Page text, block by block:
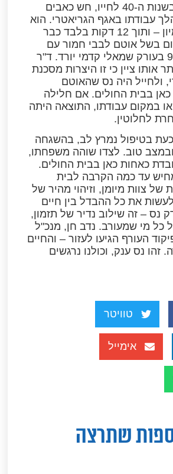
אחד החיילים, בשנות ה-40 לחייו, חש כאבים
עבודתו באגף הגריאטרי. הוא
פונה מיידית למיון – ותוך 12 דקות בלבד כבר
בשל אוטם לבבי חמור עם
היצרות של 99% בעורק שמאלי קדמי יורד. ד"ר
אותו ציין כי זו היצרות מסכנת
ולחייל היה נס שהאוטם
בבית החולים. אם חלילה
במקום עבודתו, התוצאה היתה
לחלוטין.
בטיפול נמרץ לב, בהשגחה
טוב. לצדו שוהה משפחתו,
כאחות כאן בבית החולים.
עד כמה הקרבה לבית
של צוות מיומן, וזיהוי מהיר של
את כל ההבדל בין חיים
נס – זה שילוב נדיר של תזמון,
כל מי שמעורב. נדב חן, מנכ"ל
העורף הגיעו לעזור – והחיים
זהו נס ענק, וכולנו נרגשים
טוויטר
אימייל
שתרצה